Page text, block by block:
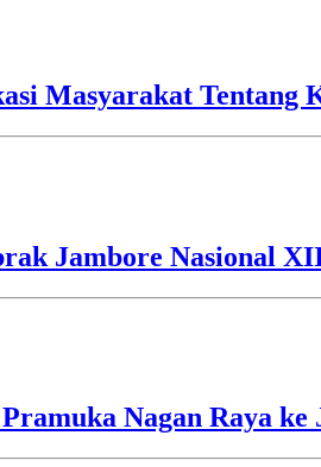
Masyarakat
Jambore Nasional
Nagan Raya